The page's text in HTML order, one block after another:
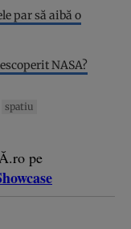
par să aibă o
NASA?
spatiu
pe